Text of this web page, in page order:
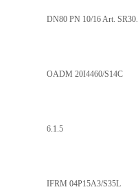
DN80 PN 10/16 Art.
OADM 20I4460/S14C
6.1.5
IFRM 04P15A3/S35L